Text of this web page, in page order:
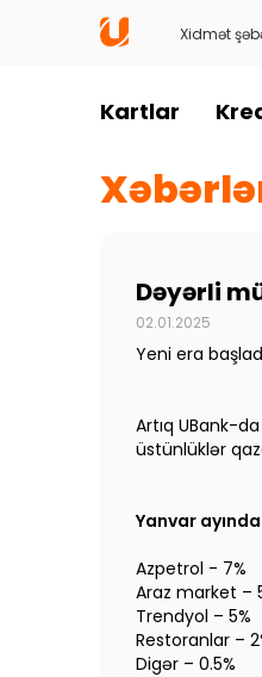
Xidmət
Kartlar
Dəyərli
02.01.2025
Yeni era
Artıq UBank-
üstünlüklər
Yanvar
Azpetrol - 7%
Araz market –
Trendyol – 5%
Restoranlar –
Digər – 0.5%